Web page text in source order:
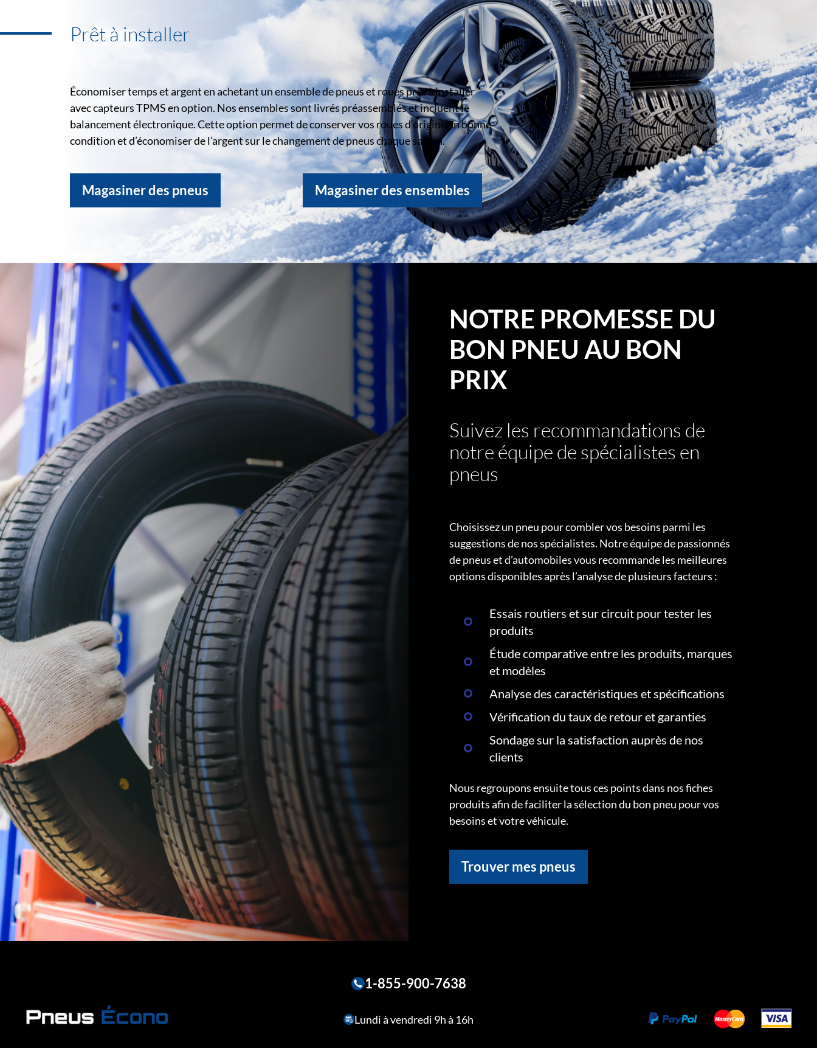
Prêt à installer
Économiser temps et argent en achetant un ensemble de pneus et roues prêt à installer
avec capteurs TPMS en option. Nos ensembles sont livrés préassemblés et incluent le
balancement électronique. Cette option permet de conserver vos roues d’origine en bonne
condition et d’économiser de l’argent sur le changement de pneus chaque saison.
Magasiner des pneus Magasiner des ensembles
NOTRE PROMESSE DU
BON PNEU AU BON
PRIX
Suivez les recommandations de
notre équipe de spécialistes en
pneus
Choisissez un pneu pour combler vos besoins parmi les
suggestions de nos spécialistes. Notre équipe de passionnés
de pneus et d’automobiles vous recommande les meilleures
options disponibles après l’analyse de plusieurs facteurs :
Essais routiers et sur circuit pour tester les
produits
Étude comparative entre les produits, marques
et modèles
Analyse des caractéristiques et spécifications
Vérification du taux de retour et garanties
Sondage sur la satisfaction auprès de nos
clients
Nous regroupons ensuite tous ces points dans nos fiches
produits afin de faciliter la sélection du bon pneu pour vos
besoins et votre véhicule.
Trouver mes pneus
1-855-900-7638
Lundi à vendredi 9h à 16h